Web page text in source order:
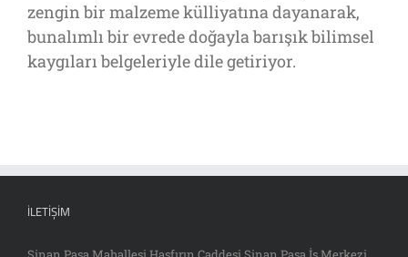
zengin bir malzeme külliyatına dayanarak,
bunalımlı bir evrede doğayla barışık bilimsel
kaygıları belgeleriyle dile getiriyor.
İLETIŞIM